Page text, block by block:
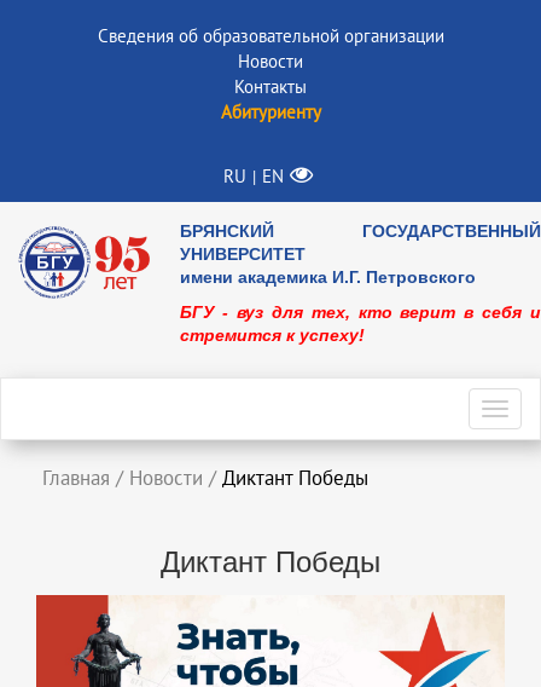
Сведения об образовательной организации
Новости
Контакты
Абитуриенту
RU | EN
БРЯНСКИЙ ГОСУДАРСТВЕННЫЙ
УНИВЕРСИТЕТ
имени академика И.Г. Петровского
БГУ - вуз для тех, кто верит в себя и
стремится к успеху!
Главная / Новости / Диктант Победы
Диктант Победы